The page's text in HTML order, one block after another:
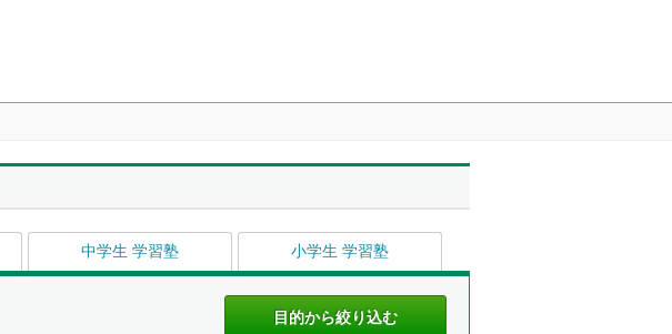
中学生 学習塾 小学生 学習塾